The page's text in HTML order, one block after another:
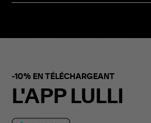
-10% EN TÉLÉCHARGEANT
L'APP LULLI